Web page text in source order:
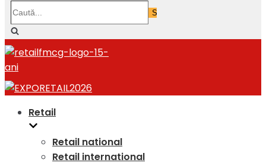
Caută...
Retail
Retail national
Retail international